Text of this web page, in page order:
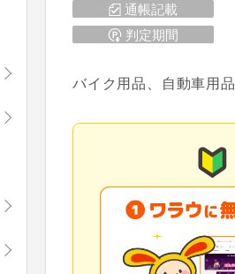
通帳記載
判定期間
バイク用品、自動車用